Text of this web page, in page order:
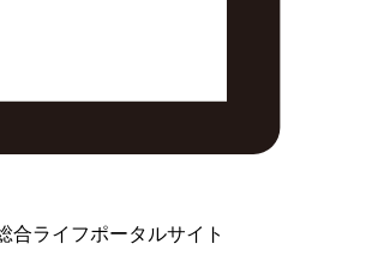
合ライフポータルサイト